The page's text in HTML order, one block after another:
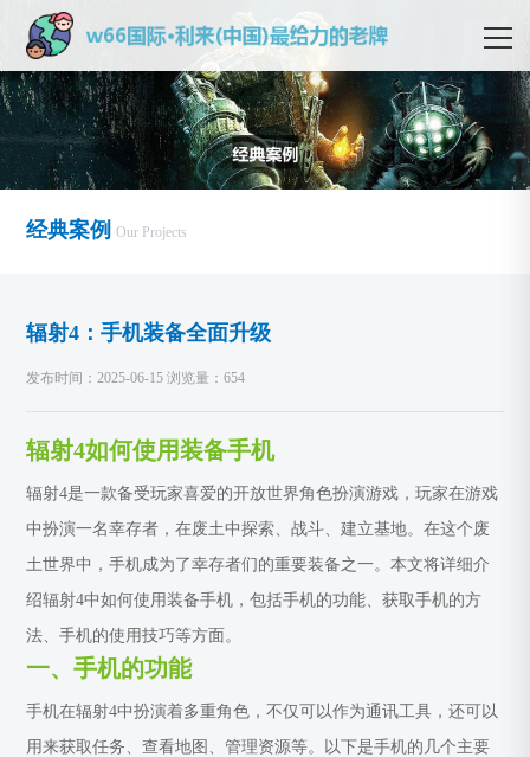
经典案例 Our Projects
辐射4：手机装备全面升级
发布时间：2025-06-15 浏览量：654
辐射4如何使用装备手机
辐射4是一款备受玩家喜爱的开放世界角色扮演游戏，玩家在游戏
中扮演一名幸存者，在废土中探索、战斗、建立基地。在这个废
土世界中，手机成为了幸存者们的重要装备之一。本文将详细介
绍辐射4中如何使用装备手机，包括手机的功能、获取手机的方
法、手机的使用技巧等方面。
一、手机的功能
手机在辐射4中扮演着多重角色，不仅可以作为通讯工具，还可以
用来获取任务、查看地图、管理资源等。以下是手机的几个主要